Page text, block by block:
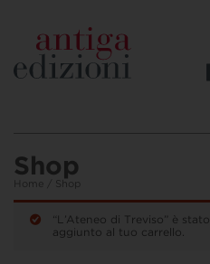
Shop
Home / Shop
“L’Ateneo di Treviso” è stato
aggiunto al tuo carrello.